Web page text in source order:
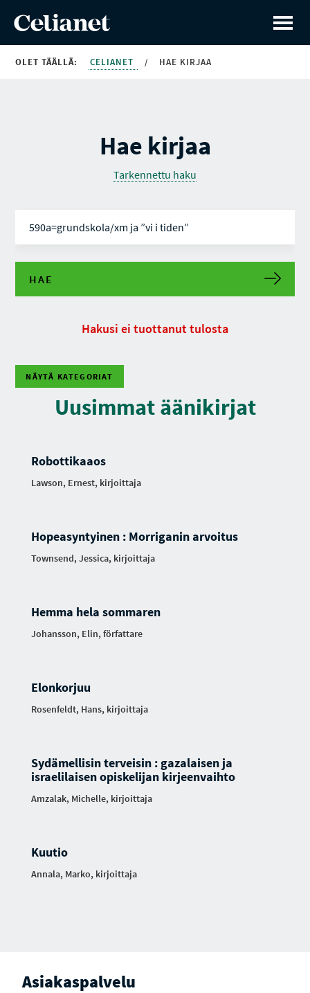
OLET TÄÄLLÄ: CELIANET / HAE KIRJAA
Hae kirjaa
Tarkennettu haku
HAE
Hakusi ei tuottanut tulosta
NÄYTÄ KATEGORIAT
Uusimmat äänikirjat
Robottikaaos
Lawson, Ernest, kirjoittaja
Hopeasyntyinen : Morriganin arvoitus
Townsend, Jessica, kirjoittaja
Hemma hela sommaren
Johansson, Elin, författare
Elonkorjuu
Rosenfeldt, Hans, kirjoittaja
Sydämellisin terveisin : gazalaisen ja
israelilaisen opiskelijan kirjeenvaihto
Amzalak, Michelle, kirjoittaja
Kuutio
Annala, Marko, kirjoittaja
Asiakaspalvelu